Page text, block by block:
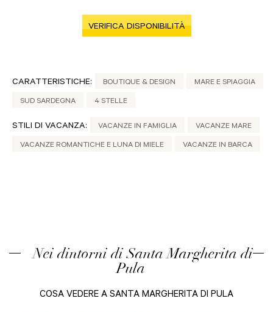
VERIFICA DISPONIBILITÀ
CARATTERISTICHE: BOUTIQUE & DESIGN MARE E SPIAGGIA
SUD SARDEGNA 4 STELLE
STILI DI VACANZA: VACANZE IN FAMIGLIA VACANZE MARE
VACANZE ROMANTICHE E LUNA DI MIELE VACANZE IN BARCA
Nei dintorni di Santa Margherita di
Pula
COSA VEDERE A SANTA MARGHERITA DI PULA